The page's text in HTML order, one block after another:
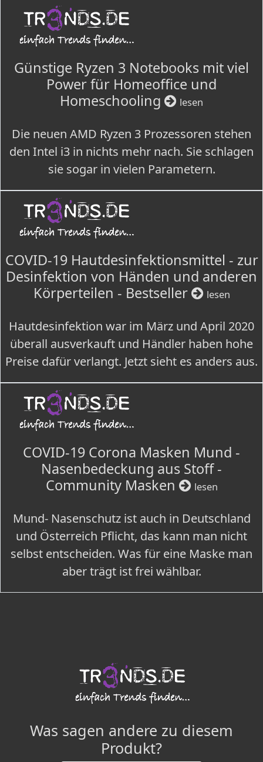
Günstige Ryzen 3 Notebooks mit viel
Power für Homeoffice und
Homeschooling
lesen
Die neuen AMD Ryzen 3 Prozessoren stehen
den Intel i3 in nichts mehr nach. Sie schlagen
sie sogar in vielen Parametern.
COVID-19 Hautdesinfektionsmittel - zur
Desinfektion von Händen und anderen
Körperteilen - Bestseller
lesen
Hautdesinfektion war im März und April 2020
überall ausverkauft und Händler haben hohe
Preise dafür verlangt. Jetzt sieht es anders aus.
COVID-19 Corona Masken Mund -
Nasenbedeckung aus Stoff -
Community Masken
lesen
Mund- Nasenschutz ist auch in Deutschland
und Österreich Pflicht, das kann man nicht
selbst entscheiden. Was für eine Maske man
aber trägt ist frei wählbar.
Was sagen andere zu diesem
Produkt?